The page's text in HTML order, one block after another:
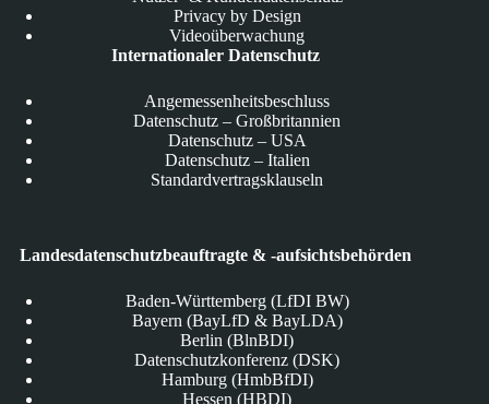
Privacy by Design
Videoüberwachung
Internationaler Datenschutz
Angemessenheitsbeschluss
Datenschutz – Großbritannien
Datenschutz – USA
Datenschutz – Italien
Standardvertragsklauseln
Landesdatenschutzbeauftragte & -aufsichtsbehörden
Baden-Württemberg (LfDI BW)
Bayern (BayLfD & BayLDA)
Berlin (BlnBDI)
Datenschutzkonferenz (DSK)
Hamburg (HmbBfDI)
Hessen (HBDI)